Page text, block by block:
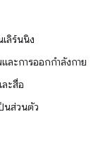
เลิร์นนิง
และการออกกำลังกาย
ละสื่อ
ป็นส่วนตัว